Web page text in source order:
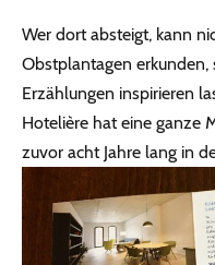
Wer dort absteigt, kann
Obstplantagen erkunden,
Erzählungen inspirieren
Hotelière hat eine ganze
zuvor acht Jahre lang in